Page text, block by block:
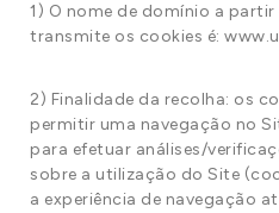
1) O nome de domínio a
transmite os cookies é:
2) Finalidade da recolha: os
permitir uma navegação no
para efetuar análises/
sobre a utilização do Site
a experiência de navegação